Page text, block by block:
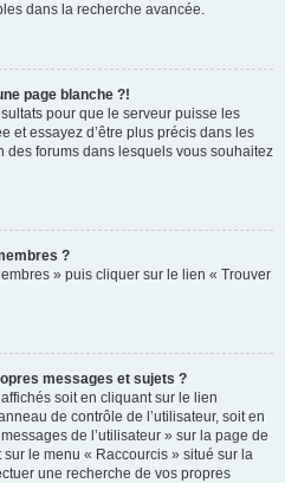
dans la recherche avancée.
page blanche ?!
pour que le serveur puisse les
et essayez d’être plus précis dans les
des forums dans lesquels vous souhaitez
?
» puis cliquer sur le lien « Trouver
messages et sujets ?
soit en cliquant sur le lien
de contrôle de l’utilisateur, soit en
de l’utilisateur » sur la page de
le menu « Raccourcis » situé sur la
une recherche de vos propres